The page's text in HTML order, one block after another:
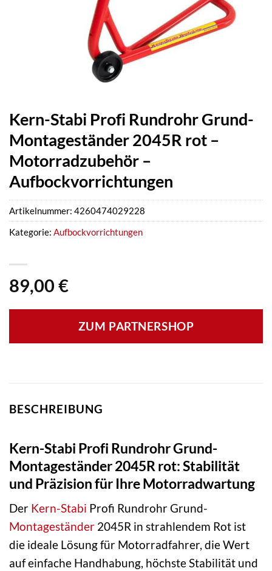
Kern-Stabi Profi Rundrohr Grund-
Montageständer 2045R rot –
Motorradzubehör –
Aufbockvorrichtungen
89,00 €
ZUM PARTNERSHOP
Artikelnummer: 4260474029228
Kategorie: Aufbockvorrichtungen
BESCHREIBUNG
Kern-Stabi Profi Rundrohr Grund-
Montageständer 2045R rot: Stabilität
und Präzision für Ihre Motorradwartung
Der Kern-Stabi Profi Rundrohr Grund-
Montageständer 2045R in strahlendem Rot ist
die ideale Lösung für Motorradfahrer, die Wert
auf einfache Handhabung, höchste Stabilität und